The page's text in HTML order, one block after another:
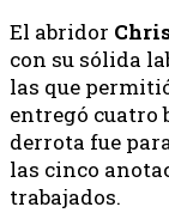
El abridor
con su sólida
las que
entregó cuatro
derrota fue
las cinco
trabajados.